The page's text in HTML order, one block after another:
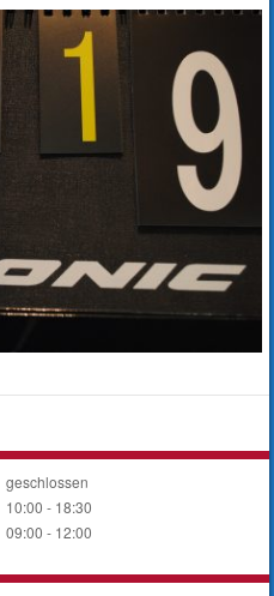
geschlossen
10:00 - 18:30
09:00 - 12:00